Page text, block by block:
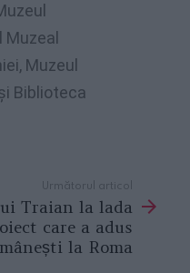
Muzeul
Biblioteca
Următorul articol
Traian la lada
care a adus
la Roma